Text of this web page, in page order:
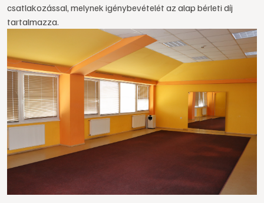
csatlakozással, melynek igénybevételét az alap bérleti díj
tartalmazza.